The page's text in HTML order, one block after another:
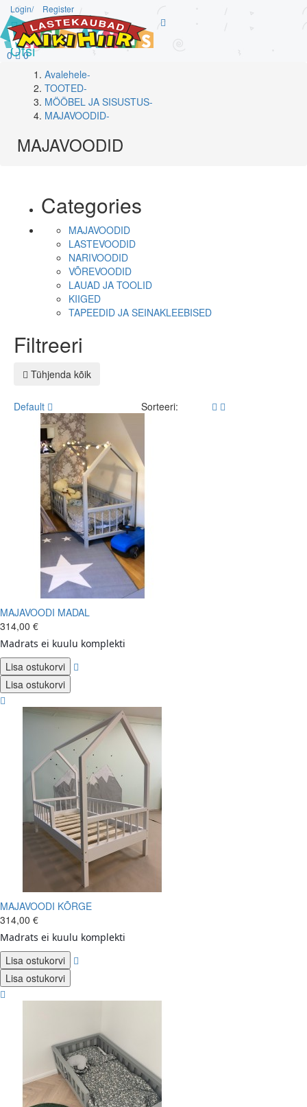
Login/ Register
Otsi
0
0
Avalehele-
TOOTED-
MÖÖBEL JA SISUSTUS-
MAJAVOODID-
MAJAVOODID
Categories
MAJAVOODID
LASTEVOODID
NARIVOODID
VÕREVOODID
LAUAD JA TOOLID
KIIGED
TAPEEDID JA SEINAKLEEBISED
Filtreeri
Tühjenda kõik
Sorteeri:
Default
MAJAVOODI MADAL
314,00 €
Madrats ei kuulu komplekti
Lisa ostukorvi
Lisa ostukorvi
MAJAVOODI KÕRGE
314,00 €
Madrats ei kuulu komplekti
Lisa ostukorvi
Lisa ostukorvi